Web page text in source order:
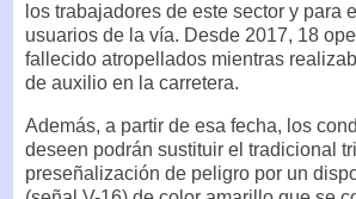
los trabajadores de este sector y para
usuarios de la vía. Desde 2017, 18
fallecido atropellados mientras
de auxilio en la carretera.
Además, a partir de esa fecha, los
deseen podrán sustituir el tradicional
preseñalización de peligro por un